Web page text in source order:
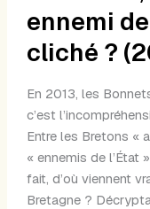
ennemi
cliché ?
En 2013, les
c’est
Entre les Bretons «
« ennemis de l’État
fait, d’où viennent
Bretagne ?
ennemi
de
l’État
vérité
ou
cliché ?
(2013)